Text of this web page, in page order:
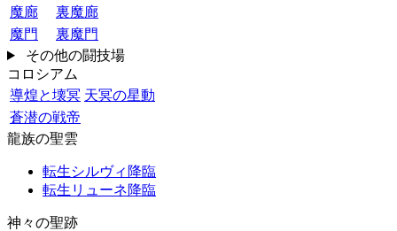
魔廊
裏魔廊
魔門
裏魔門
その他の闘技場
コロシアム
導煌と壊冥 天冥の星動
蒼潜の戦帝
龍族の聖雲
転生シルヴィ降臨
転生リューネ降臨
神々の聖跡